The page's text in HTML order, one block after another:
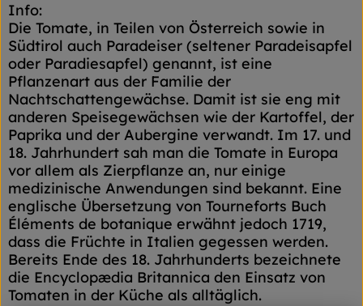
Info:
Die Tomate, in Teilen von Österreich sowie in
Südtirol auch Paradeiser (seltener Paradeisapfel
oder Paradiesapfel) genannt, ist eine
Pflanzenart aus der Familie der
Nachtschattengewächse. Damit ist sie eng mit
anderen Speisegewächsen wie der Kartoffel, der
Paprika und der Aubergine verwandt. Im 17. und
18. Jahrhundert sah man die Tomate in Europa
vor allem als Zierpflanze an, nur einige
medizinische Anwendungen sind bekannt. Eine
englische Übersetzung von Tourneforts Buch
Éléments de botanique erwähnt jedoch 1719,
dass die Früchte in Italien gegessen werden.
Bereits Ende des 18. Jahrhunderts bezeichnete
die Encyclopædia Britannica den Einsatz von
Tomaten in der Küche als alltäglich.